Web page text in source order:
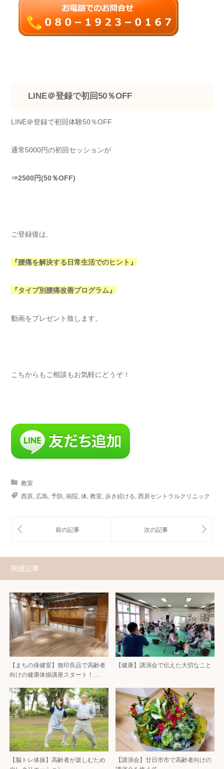
LINE＠登録で初回50％OFF
LINE＠登録で初回体験50％OFF
通常5000円の初回セッションが
⇒2500円(50％OFF)
ご登録後は、
『腰痛を解決する日常生活でのヒント』
『タイプ別腰痛改善プログラム』
動画をプレゼント致します。
こちからもご相談もお気軽にどうぞ！
教室
西原 広島 予防 病院 体 教室 歩き続ける 西原セントラルクリニック
関連記事
【まちの保健室】無印良品で高齢者
向けの健康体操講座スタート！…
【健康】講演会で伝えた大切なこと
【脳トレ体操】高齢者が楽しむため
【講演会】廿日市市で高齢者向けの